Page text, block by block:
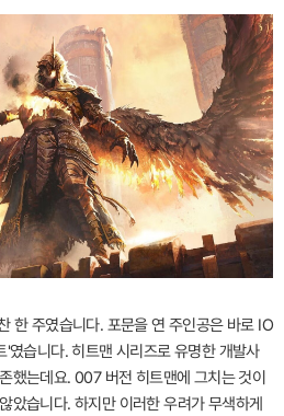
한 주였습니다. 포문을 연 주인공은 바로 IO
습니다. 히트맨 시리즈로 유명한 개발사
했는데요. 007 버전 히트맨에 그치는 것이
았습니다. 하지만 이러한 우려가 무색하게